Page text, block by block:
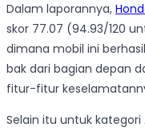
Dalam laporannya,
skor 77.07 (94.93/120
dimana mobil ini
bak dari bagian depan
fitur-fitur
Selain itu untuk